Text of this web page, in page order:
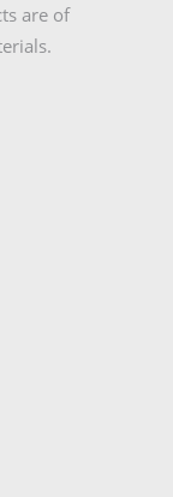
are of